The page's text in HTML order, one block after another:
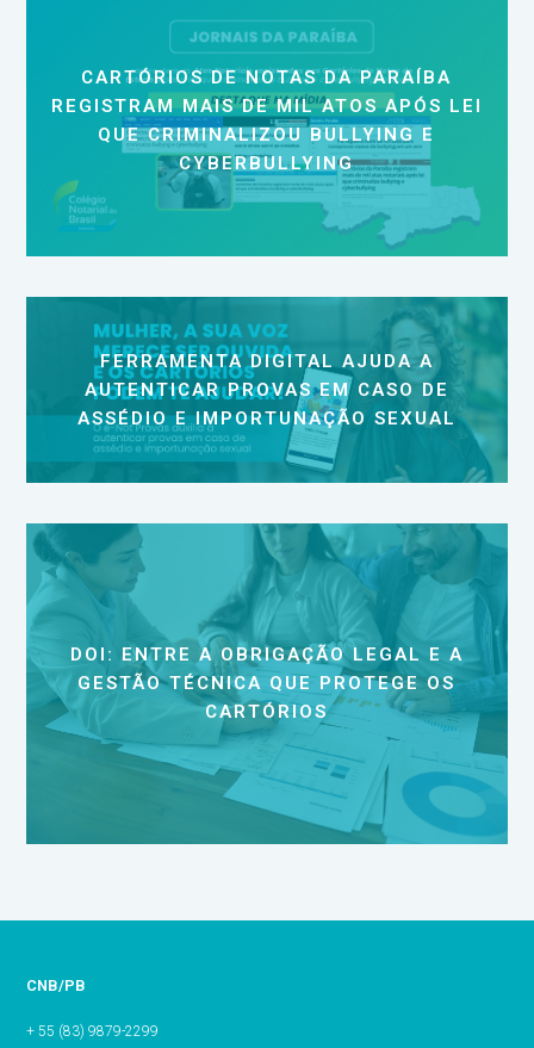
CARTÓRIOS DE NOTAS DA PARAÍBA
REGISTRAM MAIS DE MIL ATOS APÓS LEI
QUE CRIMINALIZOU BULLYING E
CYBERBULLYING
FERRAMENTA DIGITAL AJUDA A
AUTENTICAR PROVAS EM CASO DE
ASSÉDIO E IMPORTUNAÇÃO SEXUAL
DOI: ENTRE A OBRIGAÇÃO LEGAL E A
GESTÃO TÉCNICA QUE PROTEGE OS
CARTÓRIOS
CNB/PB
+ 55 (83) 9879-2299